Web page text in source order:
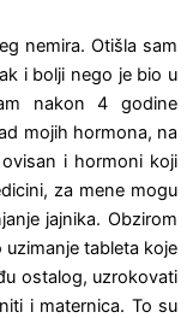
nemira. Otišla sam
i bolji nego je bio u
nakon 4 godine
mojih hormona, na
i hormoni koji
za mene mogu
jajnika. Obzirom
tableta koje
ostalog, uzrokovati
i maternica. To su